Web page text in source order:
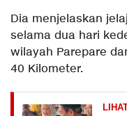
Dia menjelaskan
selama dua hari
wilayah Parepare
40 Kilometer.